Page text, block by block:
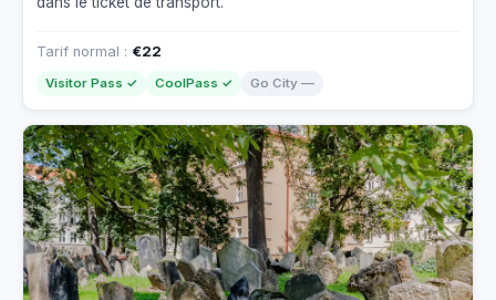
Tarif normal : €22
Visitor Pass ✓ CoolPass ✓ Go City —